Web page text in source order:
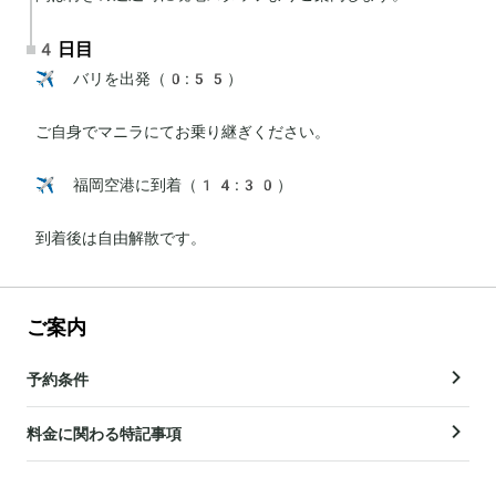
4日目
✈️ バリを出発（0:55）
ご自身でマニラにてお乗り継ぎください。
✈️ 福岡空港に到着（14:30）
到着後は自由解散です。
ご案内
予約条件
料金に関わる特記事項